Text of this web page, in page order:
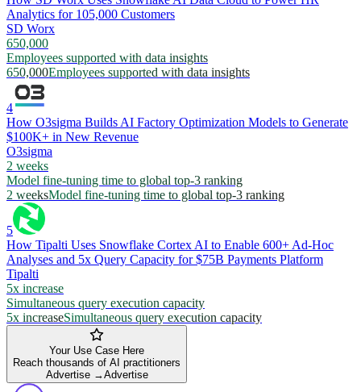
Analytics for 105,000 Customers
SD Worx
650,000
Employees supported with data insights
650,000Employees supported with data insights
4
How O3sigma Builds AI Factory Optimization Models to Generate
$100K+ in New Revenue
O3sigma
2 weeks
Model fine-tuning time to global top-3 ranking
2 weeksModel fine-tuning time to global top-3 ranking
5
How Tipalti Uses Snowflake Cortex AI to Enable 600+ Ad-Hoc
Analyses and 5x Query Capacity for $75B Payments Platform
Tipalti
5x increase
Simultaneous query execution capacity
5x increaseSimultaneous query execution capacity
Your Use Case Here
Reach thousands of AI practitioners
Advertise →Advertise